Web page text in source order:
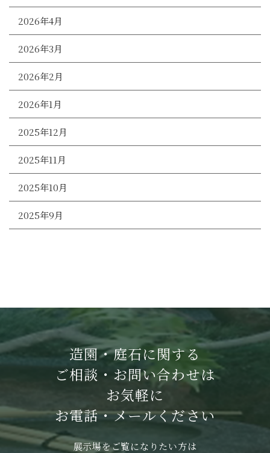
2026年4月
2026年3月
2026年2月
2026年1月
2025年12月
2025年11月
2025年10月
2025年9月
造園・庭石に関する
ご相談・お問い合わせは
お気軽に
お電話・メールください
展示場をご覧になりたい方は